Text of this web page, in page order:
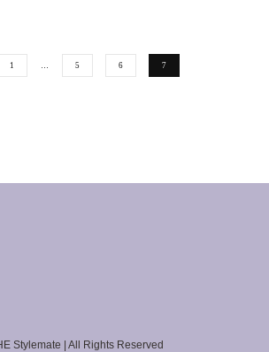
1 5 6 7
Stylemate | All Rights Reserved